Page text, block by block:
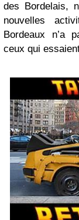
des Bordelais,
nouvelles
Bordeaux n’a
ceux qui